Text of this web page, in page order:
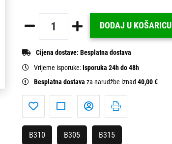
DODAJ U KOŠARICU
Cijena dostave: Besplatna dostava
Vrijeme isporuke:Isporuka 24h do 48h
Besplatna dostava za narudžbe iznad 40,00 €
B310 B305 B315